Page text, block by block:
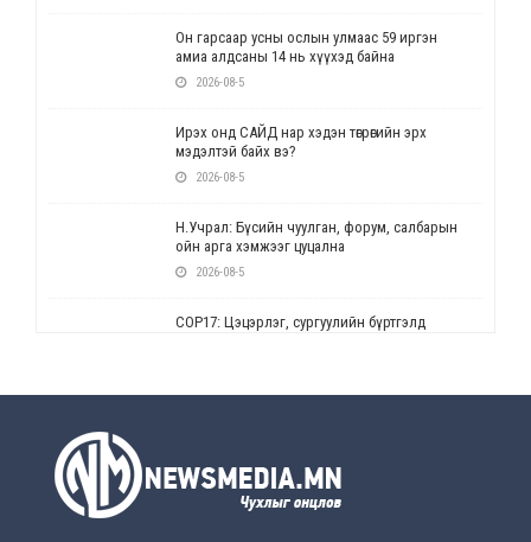
Он гарсаар усны ослын улмаас 59 иргэн
амиа алдсаны 14 нь хүүхэд байна
2026-08-5
Ирэх онд САЙД нар хэдэн төгрөгийн эрх
мэдэлтэй байх вэ?
2026-08-5
Н.Учрал: Бүсийн чуулган, форум, салбарын
ойн арга хэмжээг цуцална
2026-08-5
СОР17: Цэцэрлэг, сургуулийн бүртгэлд
2026-08-5